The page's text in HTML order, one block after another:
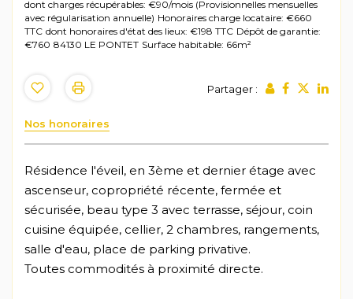
dont charges récupérables: €90/mois (Provisionnelles mensuelles
avec régularisation annuelle) Honoraires charge locataire: €660
TTC dont honoraires d'état des lieux: €198 TTC Dépôt de garantie:
€760 84130 LE PONTET Surface habitable: 66m²
Partager :
Nos honoraires
Résidence l'éveil, en 3ème et dernier étage avec
ascenseur, copropriété récente, fermée et
sécurisée, beau type 3 avec terrasse, séjour, coin
cuisine équipée, cellier, 2 chambres, rangements,
salle d'eau, place de parking privative.
Toutes commodités à proximité directe.